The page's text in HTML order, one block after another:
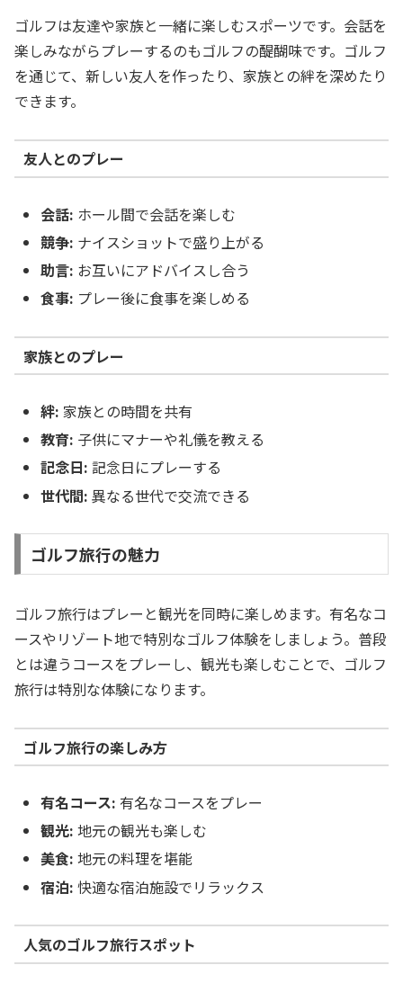
ゴルフは友達や家族と一緒に楽しむスポーツです。会話を
楽しみながらプレーするのもゴルフの醍醐味です。ゴルフ
を通じて、新しい友人を作ったり、家族との絆を深めたり
できます。
友人とのプレー
会話: ホール間で会話を楽しむ
競争: ナイスショットで盛り上がる
助言: お互いにアドバイスし合う
食事: プレー後に食事を楽しめる
家族とのプレー
絆: 家族との時間を共有
教育: 子供にマナーや礼儀を教える
記念日: 記念日にプレーする
世代間: 異なる世代で交流できる
ゴルフ旅行の魅力
ゴルフ旅行はプレーと観光を同時に楽しめます。有名なコ
ースやリゾート地で特別なゴルフ体験をしましょう。普段
とは違うコースをプレーし、観光も楽しむことで、ゴルフ
旅行は特別な体験になります。
ゴルフ旅行の楽しみ方
有名コース: 有名なコースをプレー
観光: 地元の観光も楽しむ
美食: 地元の料理を堪能
宿泊: 快適な宿泊施設でリラックス
人気のゴルフ旅行スポット